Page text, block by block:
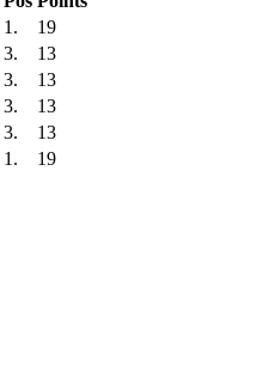
1.
19
3.
13
3.
13
3.
13
3.
13
1. 19